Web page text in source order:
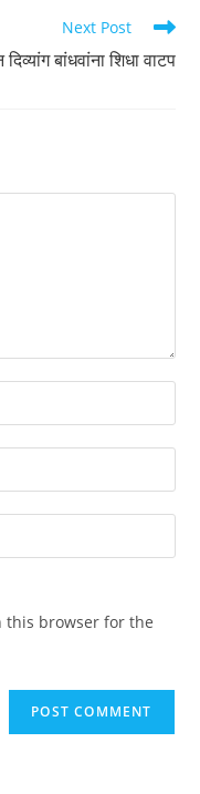
Next Post
बांधवांना शिधा वाटप
this browser for the